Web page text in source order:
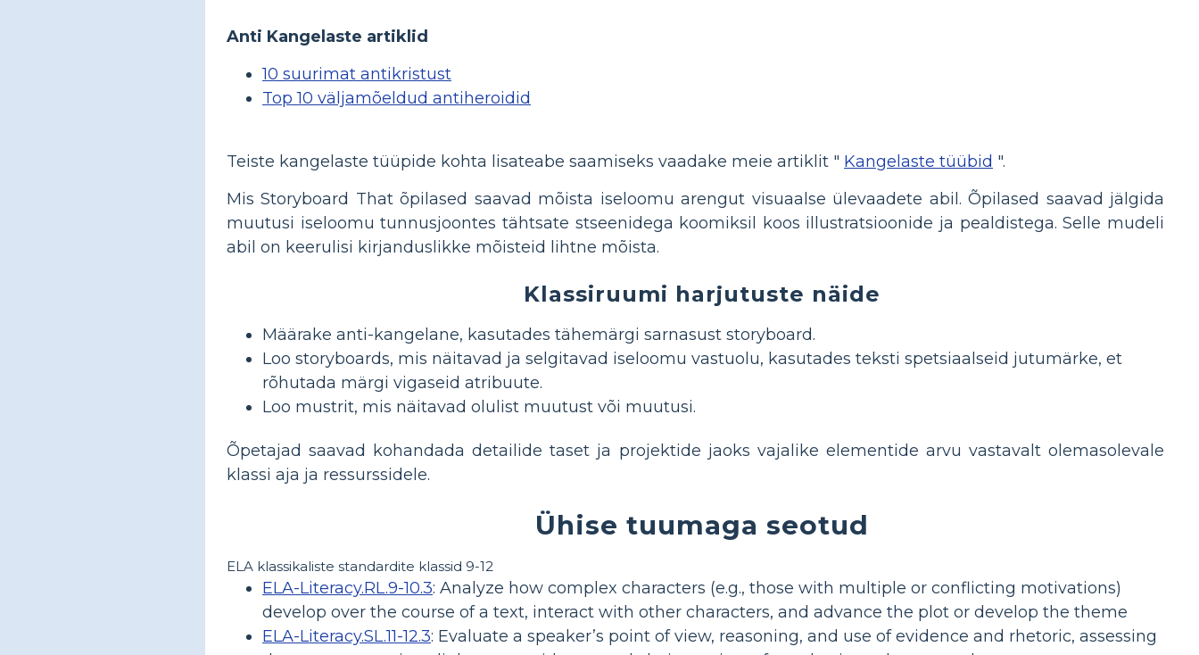
Anti Kangelaste artiklid
10 suurimat antikristust
Top 10 väljamõeldud antiheroidid
Teiste kangelaste tüüpide kohta lisateabe saamiseks vaadake meie artiklit " Kangelaste tüübid ".
Mis Storyboard That õpilased saavad mõista iseloomu arengut visuaalse ülevaadete abil. Õpilased saavad jälgida
muutusi iseloomu tunnusjoontes tähtsate stseenidega koomiksil koos illustratsioonide ja pealdistega. Selle mudeli
abil on keerulisi kirjanduslikke mõisteid lihtne mõista.
Klassiruumi harjutuste näide
Määrake anti-kangelane, kasutades tähemärgi sarnasust storyboard.
Loo storyboards, mis näitavad ja selgitavad iseloomu vastuolu, kasutades teksti spetsiaalseid jutumärke, et
rõhutada märgi vigaseid atribuute.
Loo mustrit, mis näitavad olulist muutust või muutusi.
Õpetajad saavad kohandada detailide taset ja projektide jaoks vajalike elementide arvu vastavalt olemasolevale
klassi aja ja ressurssidele.
Ühise tuumaga seotud
ELA klassikaliste standardite klassid 9-12
ELA-Literacy.RL.9-10.3: Analyze how complex characters (e.g., those with multiple or conflicting motivations)
develop over the course of a text, interact with other characters, and advance the plot or develop the theme
ELA-Literacy.SL.11-12.3: Evaluate a speaker’s point of view, reasoning, and use of evidence and rhetoric, assessing